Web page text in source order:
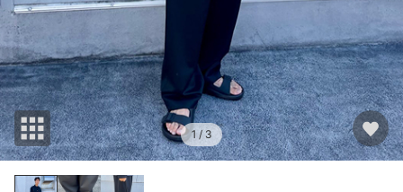
1 / 3